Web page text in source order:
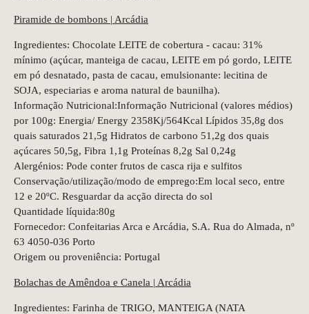
Piramide de bombons | Arcádia
Ingredientes: Chocolate LEITE de cobertura - cacau: 31%
mínimo (açúcar, manteiga de cacau, LEITE em pó gordo, LEITE
em pó desnatado, pasta de cacau, emulsionante: lecitina de
SOJA, especiarias e aroma natural de baunilha).
Informação Nutricional:Informação Nutricional (valores médios)
por 100g: Energia/ Energy 2358Kj/564Kcal Lípidos 35,8g dos
quais saturados 21,5g Hidratos de carbono 51,2g dos quais
açúcares 50,5g, Fibra 1,1g Proteínas 8,2g Sal 0,24g
Alergénios: Pode conter frutos de casca rija e sulfitos
Conservação/utilização/modo de emprego:Em local seco, entre
12 e 20ºC. Resguardar da acção directa do sol
Quantidade líquida:80g
Fornecedor: Confeitarias Arca e Arcádia, S.A. Rua do Almada, nº
63 4050-036 Porto
Origem ou proveniência: Portugal
Bolachas de Amêndoa e Canela | Arcádia
Ingredientes: Farinha de TRIGO, MANTEIGA (NATA